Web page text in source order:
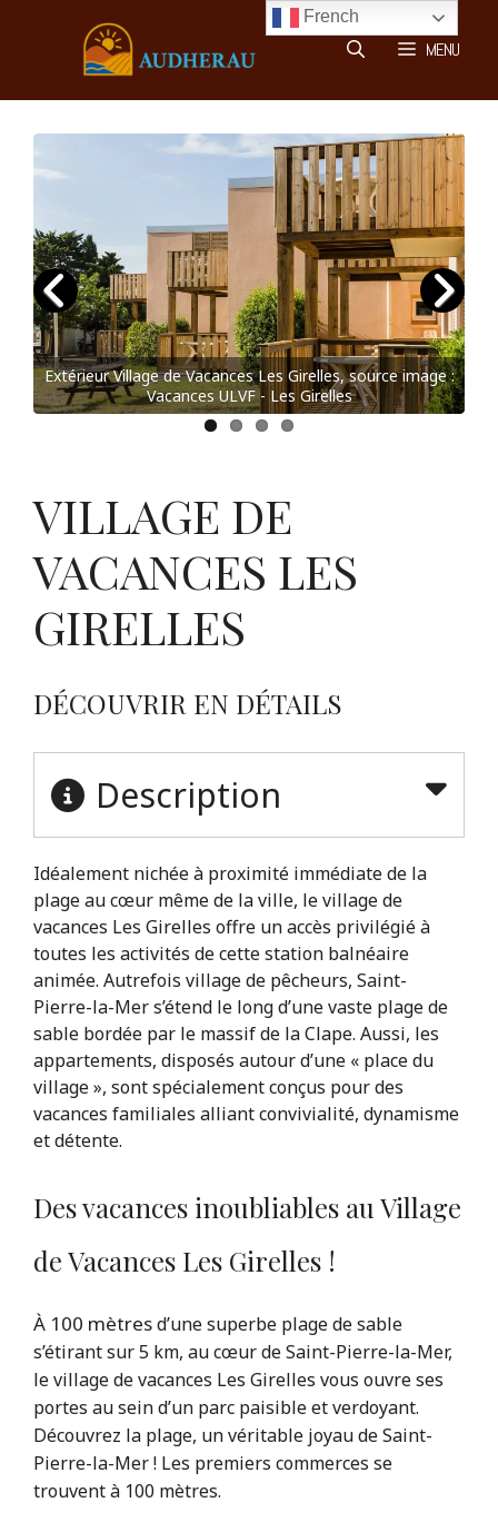
MENU
Extérieur Village de Vacances Les Girelles, source image :
Vacances ULVF - Les Girelles
VILLAGE DE
VACANCES LES
GIRELLES
DÉCOUVRIR EN DÉTAILS
Description
Idéalement nichée à proximité immédiate de la
plage au cœur même de la ville, le village de
vacances Les Girelles offre un accès privilégié à
toutes les activités de cette station balnéaire
animée. Autrefois village de pêcheurs, Saint-
Pierre-la-Mer s’étend le long d’une vaste plage de
sable bordée par le massif de la Clape. Aussi, les
appartements, disposés autour d’une « place du
village », sont spécialement conçus pour des
vacances familiales alliant convivialité, dynamisme
et détente.
Des vacances inoubliables au Village
de Vacances Les Girelles !
À 100 mètresd’une superbe plage de sable
s’étirant sur 5 km, au cœur de Saint-Pierre-la-Mer,
le village de vacances Les Girelles vous ouvre ses
portes au sein d’un parc paisible et verdoyant.
Découvrez la plage, un véritable joyau de Saint-
Pierre-la-Mer ! Les premiers commerces se
trouvent à 100 mètres.
French